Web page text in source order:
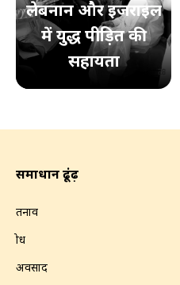
लेबनान और इजराइल
में युद्ध पीड़ित की
सहायता
समाधान ढूंढ़ें
तनाव
क्रोध
अवसाद